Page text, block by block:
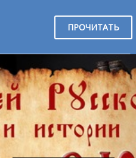
ПРОЧИТАТЬ